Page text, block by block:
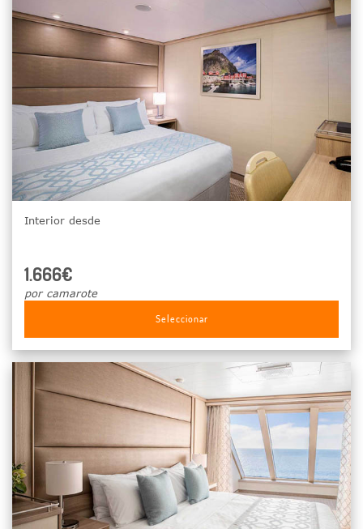
Interior desde
1.666€
por camarote
Seleccionar